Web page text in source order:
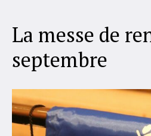
La messe de
septembre